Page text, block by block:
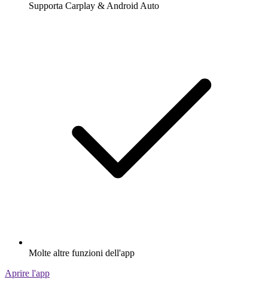
Supporta Carplay & Android Auto
Molte altre funzioni dell'app
Aprire l'app